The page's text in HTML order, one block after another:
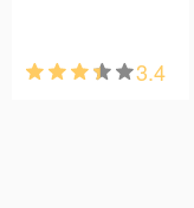
3.4